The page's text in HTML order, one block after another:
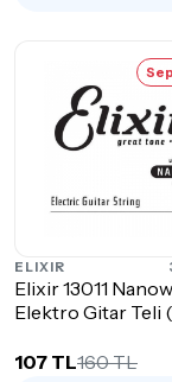
ELIXIR
Elixir 13011
Elektro Gitar Teli
107 TL160 TL